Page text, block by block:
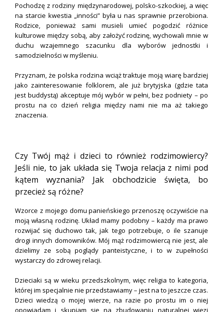
Pochodzę z rodziny międzynarodowej, polsko-szkockiej, a więc
na starcie kwestia „inności” była u nas sprawnie przerobiona.
Rodzice, ponieważ sami musieli umieć pogodzić różnice
kulturowe między sobą, aby założyć rodzinę, wychowali mnie w
duchu wzajemnego szacunku dla wyborów jednostki i
samodzielności w myśleniu.
Przyznam, że polska rodzina wciąż traktuje moją wiarę bardziej
jako zainteresowanie folklorem, ale już brytyjska (gdzie tata
jest buddystą) akceptuje mój wybór w pełni, bez podniety – po
prostu na co dzień religia między nami nie ma aż takiego
znaczenia.
Czy Twój mąż i dzieci to również rodzimowiercy?
Jeśli nie, to jak układa się Twoja relacja z nimi pod
kątem wyznania? Jak obchodzicie święta, bo
przecież są różne?
Wzorce z mojego domu panieńskiego przenoszę oczywiście na
moją własną rodzinę. Układ mamy podobny – każdy ma prawo
rozwijać się duchowo tak, jak tego potrzebuje, o ile szanuje
drogi innych domowników. Mój mąż rodzimowiercą nie jest, ale
dzielimy ze sobą poglądy panteistyczne, i to w zupełności
wystarczy do zdrowej relacji.
Dzieciaki są w wieku przedszkolnym, więc religia to kategoria,
której im specjalnie nie przedstawiamy – jest na to jeszcze czas.
Dzieci wiedzą o mojej wierze, na razie po prostu im o niej
opowiadam i skupiam się na zbudowaniu naturalnej więzi